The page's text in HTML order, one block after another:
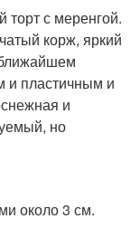
с меренгой.
корж, яркий
и пластичным и
и
но
около 3 см.